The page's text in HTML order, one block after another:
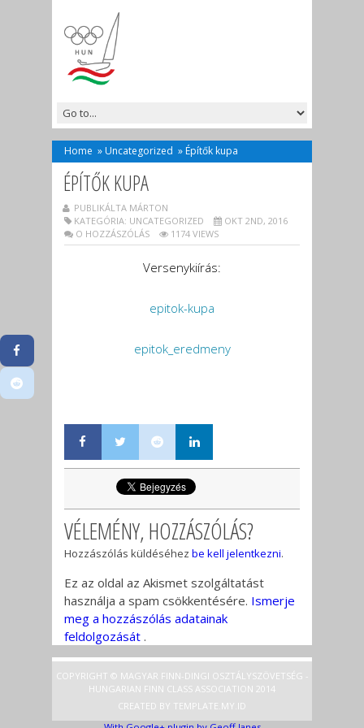
Home » Uncategorized » Építők kupa
ÉPÍTŐK KUPA
PUBLIKÁLTA MÁRTON
KATEGÓRIA: UNCATEGORIZED
OKT 2ND, 2016
O HOZZÁSZÓLÁS
1174 VIEWS
Versenykiírás:
epitok-kupa
epitok_eredmeny
VÉLEMÉNY, HOZZÁSZÓLÁS?
Hozzászólás küldéséhez be kell jelentkezni.
Ez az oldal az Akismet szolgáltatást
használja a spam csökkentésére. Ismerje
meg a hozzászólás adatainak
feldolgozását .
COPYRIGHT © MAGYAR FINN-DINGI OSZTÁLYSZÖVETSÉG -
HUNGARIAN FINN CLASS ASSOCIATION 2014
CREATED BY TEMPLATE .MY.ID